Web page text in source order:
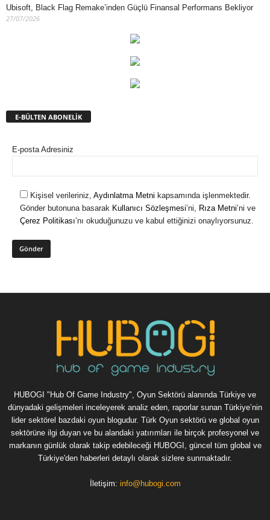
Ubisoft, Black Flag Remake’inden Güçlü Finansal Performans Bekliyor
27/07/2026
E-BÜLTEN ABONELİK
E-posta Adresiniz
Kişisel verileriniz, Aydınlatma Metni kapsamında işlenmektedir.
Gönder butonuna basarak Kullanıcı Sözleşmesi’ni, Rıza Metni’ni ve
Çerez Politikası’nı okuduğunuzu ve kabul ettiğinizi onaylıyorsunuz.
HUBOGI "Hub Of Game Industry", Oyun Sektörü alanında Türkiye ve
dünyadaki gelişmeleri inceleyerek analiz eden, raporlar sunan Türkiye’nin
lider sektörel bazdaki oyun blogudur. Türk Oyun sektörü ve global oyun
sektörüne ilgi duyan ve bu alandaki yatırımları ile birçok profesyonel ve
markanın günlük olarak takip edebileceği HUBOGI, güncel tüm global ve
Türkiye'den haberleri detaylı olarak sizlere sunmaktadır.
İletişim: info@hubogi.com